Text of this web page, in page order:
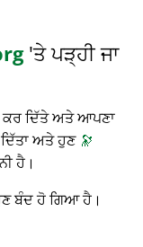
'ਤੇ ਪੜ੍ਹੀ ਜਾ
ਕਰ ਦਿੱਤੇ ਅਤੇ ਆਪਣਾ
ਅਤੇ ਹੁਣ 🔭
ਹੈ।
ਬੰਦ ਹੋ ਗਿਆ ਹੈ।